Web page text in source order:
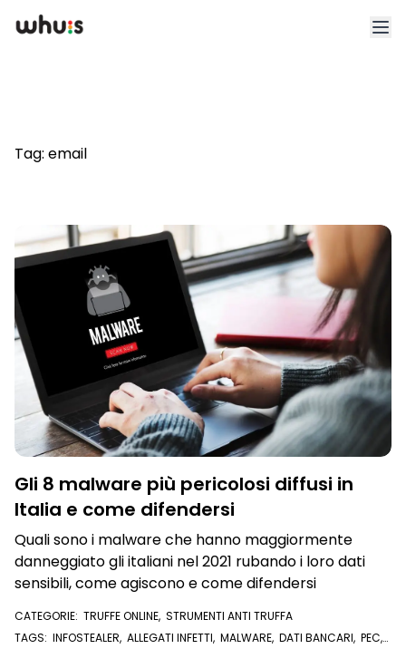
App
Whuis per lo sport
Accedi Registrati
Tag: email
Gli 8 malware più pericolosi diffusi in
Italia e come difendersi
Quali sono i malware che hanno maggiormente
danneggiato gli italiani nel 2021 rubando i loro dati
sensibili, come agiscono e come difendersi
CATEGORIE: TRUFFE ONLINE, STRUMENTI ANTI TRUFFA
TAGS: INFOSTEALER, ALLEGATI INFETTI, MALWARE, DATI BANCARI, PEC,